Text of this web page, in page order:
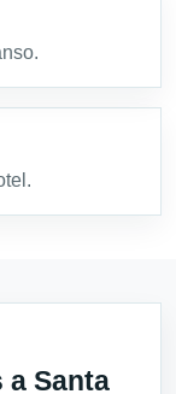
a Santa